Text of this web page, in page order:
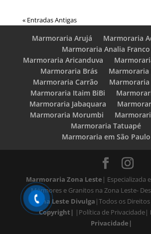
« Entradas Antigas
Marmoraria Arujá
Marmoraria
Marmoraria Analia Franco
Marmoraria Aricanduva
Marmoraria Brás
Marmoraria
Marmoraria Carrão
Marmoraria Itaim BiBi
Marmoraria Jabaquara
Marmoraria Morumbi
Marmoraria Tatuapé
Marmoraria em São Paulo
Marmoraria Zona Leste | Especializada
Mármores e Granitos na Zona Leste-
Zona Leste Divulga |Todos os
Copyright| |Política de Privacidade|
Privacidade|